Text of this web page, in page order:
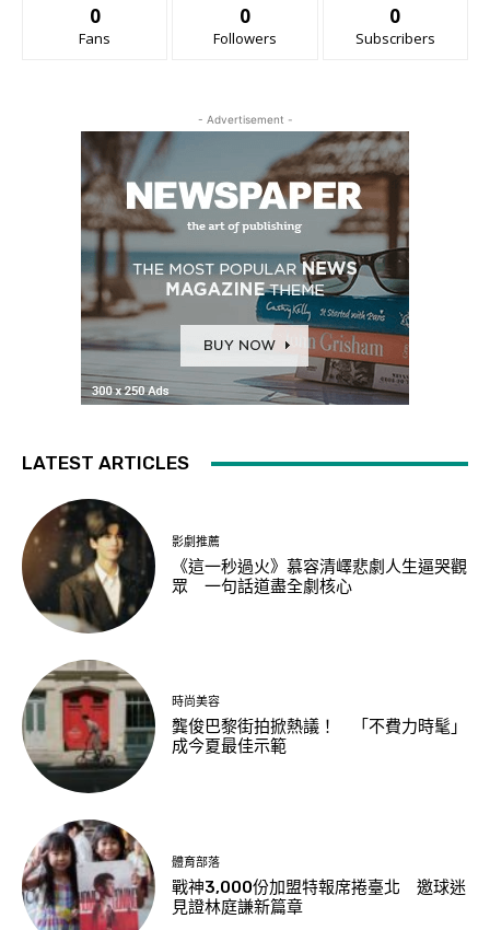
0
Fans
0
Followers
0
Subscribers
- Advertisement -
LATEST ARTICLES
影劇推薦
《這一秒過火》慕容清嶧悲劇人生逼哭觀
眾 一句話道盡全劇核心
時尚美容
龔俊巴黎街拍掀熱議！ 「不費力時髦」
成今夏最佳示範
體育部落
戰神3,000份加盟特報席捲臺北 邀球迷
見證林庭謙新篇章